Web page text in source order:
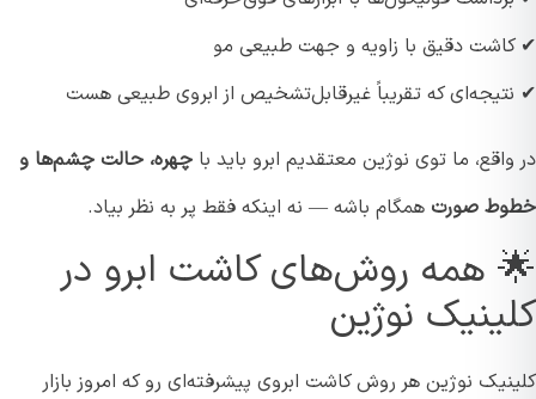
دقیق با زاویه و جهت طبیعی مو
که تقریباً غیرقابل‌تشخیص از ابروی طبیعی هست
ما توی نوژین معتقدیم ابرو باید باچهره، حالت چشم‌ها و
صورتهمگام باشه — نه اینکه فقط پر به نظر بیاد.
همه روش‌های کاشت ابرو در
نوژین
نوژین هر روش کاشت ابروی پیشرفته‌ای رو که امروز بازار